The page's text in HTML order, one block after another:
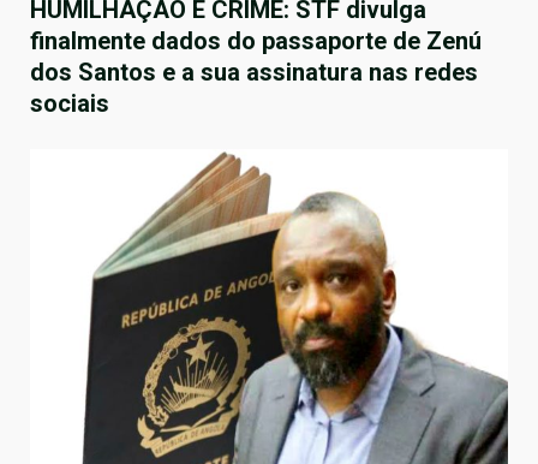
HUMILHAÇÃO E CRIME: STF divulga
finalmente dados do passaporte de Zenú
dos Santos e a sua assinatura nas redes
sociais